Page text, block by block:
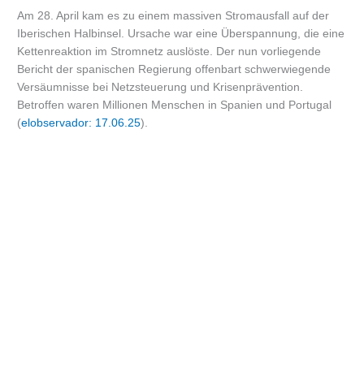
Am 28. April kam es zu einem massiven Stromausfall auf der
Iberischen Halbinsel. Ursache war eine Überspannung, die eine
Kettenreaktion im Stromnetz auslöste. Der nun vorliegende
Bericht der spanischen Regierung offenbart schwerwiegende
Versäumnisse bei Netzsteuerung und Krisenprävention.
Betroffen waren Millionen Menschen in Spanien und Portugal
(elobservador: 17.06.25).